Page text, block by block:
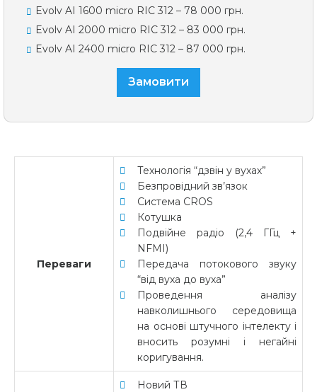
Evolv AI 1600 micro RIC 312 – 78 000 грн.
Evolv AI 2000 micro RIC 312 – 83 000 грн.
Evolv AI 2400 micro RIC 312 – 87 000 грн.
Замовити
Переваги
Технологія “дзвін у вухах”
Безпровідний зв’язок
Система CROS
Котушка
Подвійне радіо (2,4 ГГц +
NFMI)
Передача потокового звуку
“від вуха до вуха”
Проведення аналізу
навколишнього середовища
на основі штучного інтелекту і
вносить розумні і негайні
коригування.
Новий ТВ